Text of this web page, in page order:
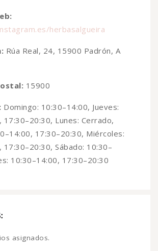
herbasalgueira
Rúa Real, 24, 15900 Padrón, A
15900
Domingo: 10:30–14:00, Jueves:
17:30–20:30, Lunes: Cerrado,
17:30–20:30, Miércoles:
17:30–20:30, Sábado: 10:30–
10:30–14:00, 17:30–20:30
asignados.